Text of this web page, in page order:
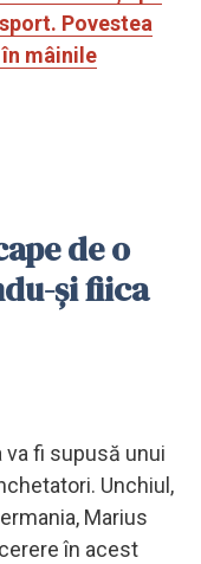
Povestea
mâinile
de o
și fiica
fi supusă unui
Unchiul,
Marius
în acest